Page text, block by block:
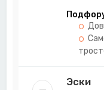
Эски